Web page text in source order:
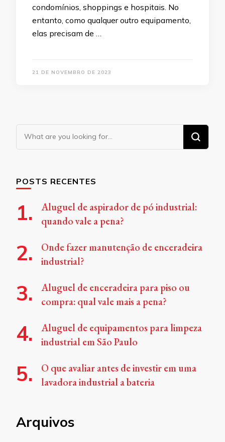
condomínios, shoppings e hospitais. No
entanto, como qualquer outro equipamento,
elas precisam de …
21 DE NOVEMBRO DE 2023
Looking
for
POSTS RECENTES
Aluguel de aspirador de pó industrial:
quando vale a pena?
Onde fazer manutenção de enceradeira
industrial?
Aluguel de enceradeira para piso ou
compra: qual vale mais a pena?
Aluguel de equipamentos para limpeza
industrial em São Paulo
O que avaliar antes de investir em uma
lavadora industrial a bateria
Arquivos